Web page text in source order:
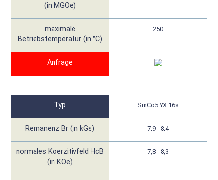
(in MGOe)
maximale
Betriebstemperatur (in °C)
250
Anfrage
Typ SmCo5 YX 16s
Remanenz Br (in kGs) 7,9 - 8,4
normales Koerzitivfeld HcB
(in KOe)
7,8 - 8,3